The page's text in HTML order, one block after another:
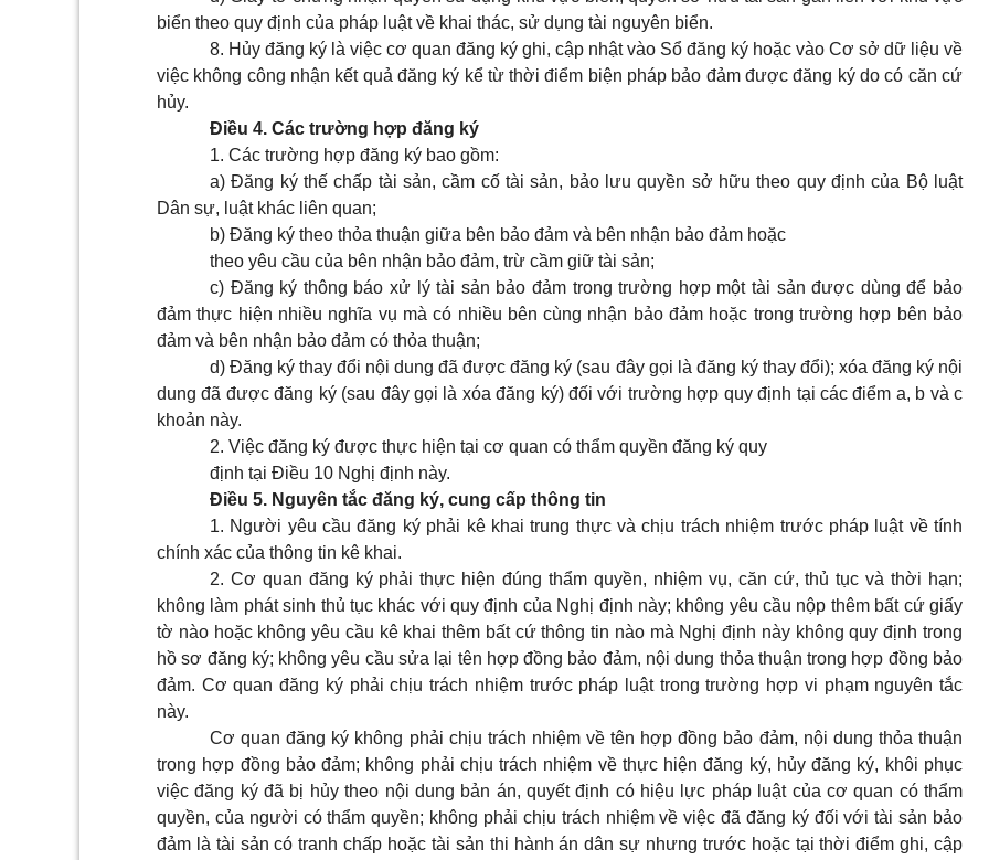
biển theo quy định của pháp luật về khai thác, sử dụng tài nguyên biển.
8. Hủy đăng ký là việc cơ quan đăng ký ghi, cập nhật vào Sổ đăng ký hoặc vào Cơ sở dữ liệu về
việc không công nhận kết quả đăng ký kể từ thời điểm biện pháp bảo đảm được đăng ký do có căn cứ
hủy.
Điều 4. Các trường hợp đăng ký
1. Các trường hợp đăng ký bao gồm:
a) Đăng ký thế chấp tài sản, cầm cố tài sản, bảo lưu quyền sở hữu theo quy định của Bộ luật
Dân sự, luật khác liên quan;
b) Đăng ký theo thỏa thuận giữa bên bảo đảm và bên nhận bảo đảm hoặc
theo yêu cầu của bên nhận bảo đảm, trừ cầm giữ tài sản;
c) Đăng ký thông báo xử lý tài sản bảo đảm trong trường hợp một tài sản được dùng để bảo
đảm thực hiện nhiều nghĩa vụ mà có nhiều bên cùng nhận bảo đảm hoặc trong trường hợp bên bảo
đảm và bên nhận bảo đảm có thỏa thuận;
d) Đăng ký thay đổi nội dung đã được đăng ký (sau đây gọi là đăng ký thay đổi); xóa đăng ký nội
dung đã được đăng ký (sau đây gọi là xóa đăng ký) đối với trường hợp quy định tại các điểm a, b và c
khoản này.
2. Việc đăng ký được thực hiện tại cơ quan có thẩm quyền đăng ký quy
định tại Điều 10 Nghị định này.
Điều 5. Nguyên tắc đăng ký, cung cấp thông tin
1. Người yêu cầu đăng ký phải kê khai trung thực và chịu trách nhiệm trước pháp luật về tính
chính xác của thông tin kê khai.
2. Cơ quan đăng ký phải thực hiện đúng thẩm quyền, nhiệm vụ, căn cứ, thủ tục và thời hạn;
không làm phát sinh thủ tục khác với quy định của Nghị định này; không yêu cầu nộp thêm bất cứ giấy
tờ nào hoặc không yêu cầu kê khai thêm bất cứ thông tin nào mà Nghị định này không quy định trong
hồ sơ đăng ký; không yêu cầu sửa lại tên hợp đồng bảo đảm, nội dung thỏa thuận trong hợp đồng bảo
đảm. Cơ quan đăng ký phải chịu trách nhiệm trước pháp luật trong trường hợp vi phạm nguyên tắc
này.
Cơ quan đăng ký không phải chịu trách nhiệm về tên hợp đồng bảo đảm, nội dung thỏa thuận
trong hợp đồng bảo đảm; không phải chịu trách nhiệm về thực hiện đăng ký, hủy đăng ký, khôi phục
việc đăng ký đã bị hủy theo nội dung bản án, quyết định có hiệu lực pháp luật của cơ quan có thẩm
quyền, của người có thẩm quyền; không phải chịu trách nhiệm về việc đã đăng ký đối với tài sản bảo
đảm là tài sản có tranh chấp hoặc tài sản thi hành án dân sự nhưng trước hoặc tại thời điểm ghi, cập